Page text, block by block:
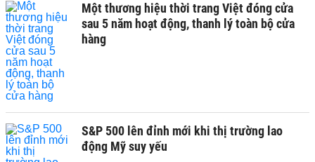
Một thương hiệu thời trang Việt đóng cửa
sau 5 năm hoạt động, thanh lý toàn bộ cửa
hàng
S&P 500 lên đỉnh mới khi thị trường lao
động Mỹ suy yếu